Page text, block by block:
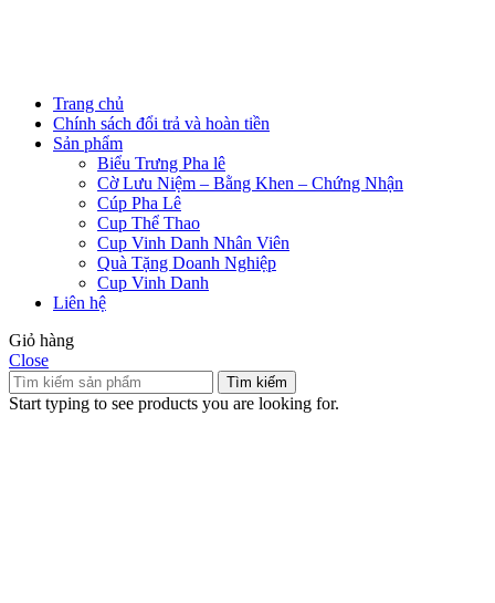
Trang chủ
Chính sách đổi trả và hoàn tiền
Sản phẩm
Biểu Trưng Pha lê
Cờ Lưu Niệm – Bằng Khen – Chứng Nhận
Cúp Pha Lê
Cup Thể Thao
Cup Vinh Danh Nhân Viên
Quà Tặng Doanh Nghiệp
Cup Vinh Danh
Liên hệ
Giỏ hàng
Close
Tìm kiếm
Start typing to see products you are looking for.